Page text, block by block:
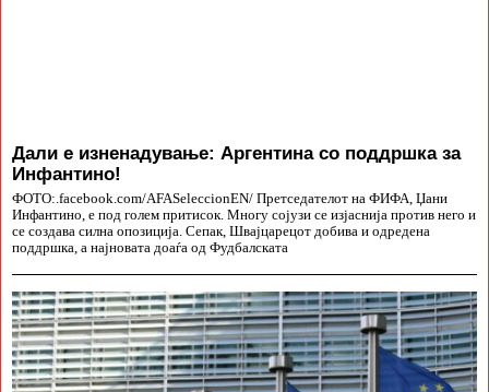
Дали е изненадување: Аргентина со поддршка за
Инфантино!
ФОТО:.facebook.com/AFASeleccionEN/ Претседателот на ФИФА, Џани
Инфантино, е под голем притисок. Многу сојузи се изјаснија против него и
се создава силна опозиција. Сепак, Швајцарецот добива и одредена
поддршка, а најновата доаѓа од Фудбалската